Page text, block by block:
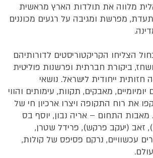
מלווה את תולדות הארץ מראשית
מפרשת ומגיבה על רגעים מכוננים
הצליחו הקריקטוריסטים לדורותיהם
ביקורת חברתית ופרשנות פוליטית
חזותית ייחודית לישראל. נושאי
מאבקים, תקוות, עימותים והווי
את רוח התקופה ויצרו ארכיון חי של
התחום – אריה נבון, יוסף בס
זאב (יעקב פרקש), פרידל שטרן,
עכשוויים, נרקם פסיפס של קולות,